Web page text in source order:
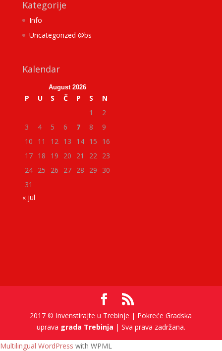
Kategorije
Info
Uncategorized @bs
Kalendar
August 2026
P U S Č P S
N
1
2
3
4 5 6 7 8
9
10
11 12 13 14 15
16
17 18 19 20 21 22 23
24 25 26 27 28 29
30
31
« jul
2017 © Invenstirajte u Trebinje | Pokreće Gradska
uprava grada Trebinja | Sva prava zadržana.
Multilingual WordPress with WPML